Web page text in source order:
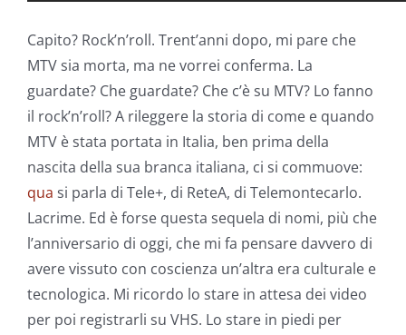
Capito? Rock’n’roll. Trent’anni dopo, mi pare che
MTV sia morta, ma ne vorrei conferma. La
guardate? Che guardate? Che c’è su MTV? Lo fanno
il rock’n’roll? A rileggere la storia di come e quando
MTV è stata portata in Italia, ben prima della
nascita della sua branca italiana, ci si commuove:
qua si parla di Tele+, di ReteA, di Telemontecarlo.
Lacrime. Ed è forse questa sequela di nomi, più che
l’anniversario di oggi, che mi fa pensare davvero di
avere vissuto con coscienza un’altra era culturale e
tecnologica. Mi ricordo lo stare in attesa dei video
per poi registrarli su VHS. Lo stare in piedi per